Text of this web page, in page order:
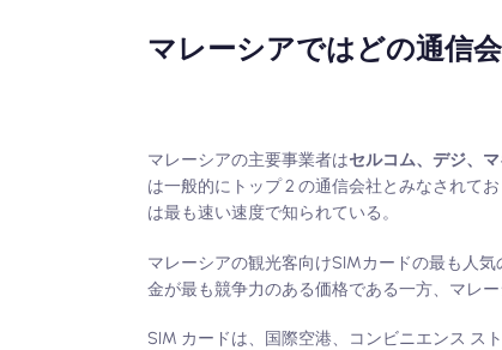
マレーシアではどの通信
マレーシアの主要事業者はセルコム、デジ、
は一般的にトップ 2 の通信会社とみなされて
は最も速い速度で知られている。
マレーシアの観光客向けSIMカードの最も人気
金が最も競争力のある価格である一方、マレ
SIM カードは、国際空港、コンビニエンス ス